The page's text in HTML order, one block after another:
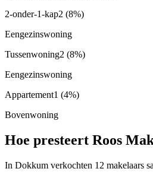
2-onder-1-kap2 (8%)
Eengezinswoning
Tussenwoning2 (8%)
Eengezinswoning
Appartement1 (4%)
Bovenwoning
Hoe presteert Roos
In Dokkum verkochten 12 makelaars